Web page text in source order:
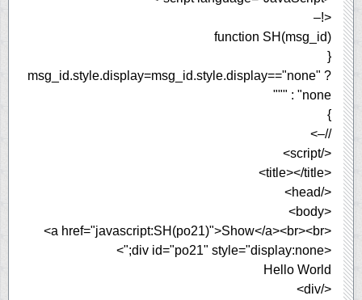
<!–
function SH(msg_id)
{
msg_id.style.display=msg_id.style.display=="none" ?
"" : "none"
}
//–>
</script>
<title></title>
</head>
<body>
<a href="javascript:SH(po21)">Show</a><br><br>
<div id="po21" style="display:none;">
Hello World
</div>